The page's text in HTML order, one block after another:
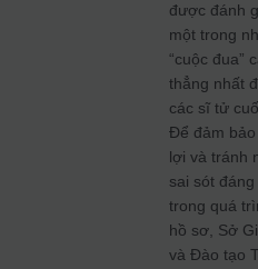
được đánh
một trong
“cuộc đua”
thẳng nhất
các sĩ tử
Để đảm bảo
lợi và tránh
sai sót đáng
trong quá
hồ sơ, Sở
và Đào tạo